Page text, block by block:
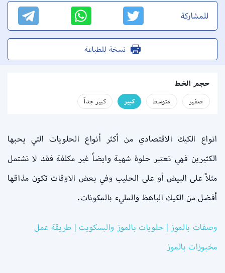
للمشاركة
نسخة للطباعة
حجم الخط
صفير متوسط كبير كبير جداً
انواع الكيك الاقتصادي من أكثر أنواع الحلويات التي يحبها
الكثيرين فهي تعتبر حلوة شهية وايضاً غير مكلفة فقد لا تشتمل
مثلاً على البيض أو على الحليب وفي بعض الاوقات تكون مذاقها
أفضل من الكيك الباهظ والمليء بالمكونات.
وصفات بالموز | حلويات بالموز والبسكويت | طريقة عمل
مخبوزات بالموز